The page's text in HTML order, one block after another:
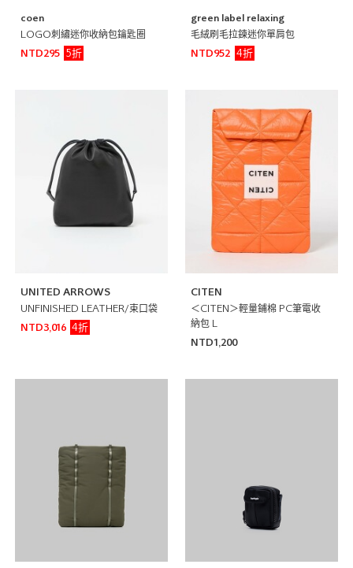
coen
LOGO刺繡迷你收納包鑰匙圈
NTD295
5折
green label relaxing
毛絨刷毛拉鍊迷你單肩包
NTD952
4折
UNITED ARROWS
UNFINISHED LEATHER/束口袋
NTD3,016
4折
CITEN
＜CITEN＞輕量鋪棉 PC筆電收
納包 L
NTD1,200